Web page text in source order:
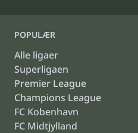
POPULÆR
Alle ligaer
Superligaen
Premier League
Champions League
FC Kobenhavn
FC Midtjylland